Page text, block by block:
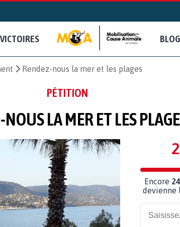
VICTOIRES BLOG
Rendez-nous la mer et les plages
PÉTITION
LA MER ET LES
Encore
devienne